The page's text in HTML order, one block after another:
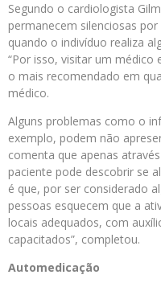
Segundo o cardiologista
permanecem silenciosas
quando o indivíduo realiza
“Por isso, visitar um médico
o mais recomendado em
médico.
Alguns problemas como o
exemplo, podem não
comenta que apenas
paciente pode descobrir se
é que, por ser considerado
pessoas esquecem que a
locais adequados, com
capacitados”, completou.
Automedicação